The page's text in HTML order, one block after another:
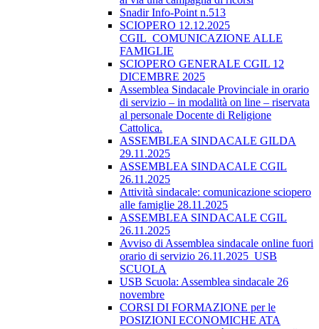
Snadir Info-Point n.513
SCIOPERO 12.12.2025
CGIL_COMUNICAZIONE ALLE
FAMIGLIE
SCIOPERO GENERALE CGIL 12
DICEMBRE 2025
Assemblea Sindacale Provinciale in orario
di servizio – in modalità on line – riservata
al personale Docente di Religione
Cattolica.
ASSEMBLEA SINDACALE GILDA
29.11.2025
ASSEMBLEA SINDACALE CGIL
26.11.2025
Attività sindacale: comunicazione sciopero
alle famiglie 28.11.2025
ASSEMBLEA SINDACALE CGIL
26.11.2025
Avviso di Assemblea sindacale online fuori
orario di servizio 26.11.2025_USB
SCUOLA
USB Scuola: Assemblea sindacale 26
novembre
CORSI DI FORMAZIONE per le
POSIZIONI ECONOMICHE ATA